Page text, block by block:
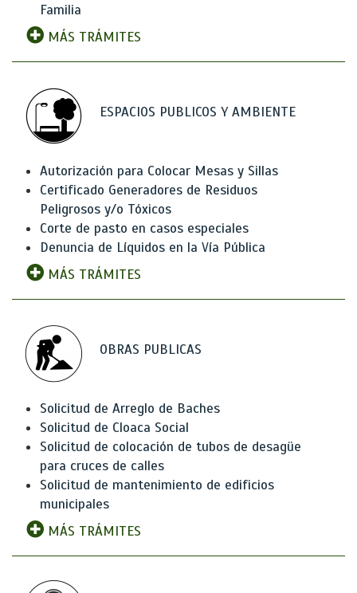
Familia
MÁS TRÁMITES
ESPACIOS PUBLICOS Y AMBIENTE
Autorización para Colocar Mesas y Sillas
Certificado Generadores de Residuos
Peligrosos y/o Tóxicos
Corte de pasto en casos especiales
Denuncia de Líquidos en la Vía Pública
MÁS TRÁMITES
OBRAS PUBLICAS
Solicitud de Arreglo de Baches
Solicitud de Cloaca Social
Solicitud de colocación de tubos de desagüe
para cruces de calles
Solicitud de mantenimiento de edificios
municipales
MÁS TRÁMITES